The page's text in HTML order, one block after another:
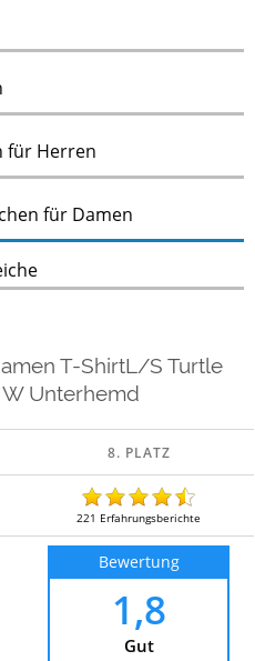
für Herren
für Damen
T-ShirtL/S Turtle
Unterhemd
221 Erfahrungsberichte
Bewertung
1,8
Gut